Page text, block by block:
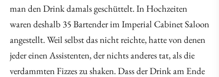
man den Drink damals geschüttelt. In Hochzeiten
waren deshalb 35 Bartender im Imperial Cabinet Saloon
angestellt. Weil selbst das nicht reichte, hatte von denen
jeder einen Assistenten, der nichts anderes tat, als die
verdammten Fizzes zu shaken. Dass der Drink am Ende